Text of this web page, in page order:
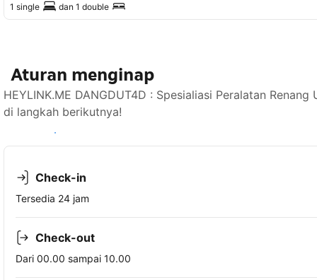
1 single dan 1 double
Aturan menginap
HEYLINK.ME DANGDUT4D : Spesialiasi Peralatan
di langkah berikutnya!
Lihat ketersediaan
Check-in
Tersedia 24 jam
Check-out
Dari 00.00 sampai 10.00